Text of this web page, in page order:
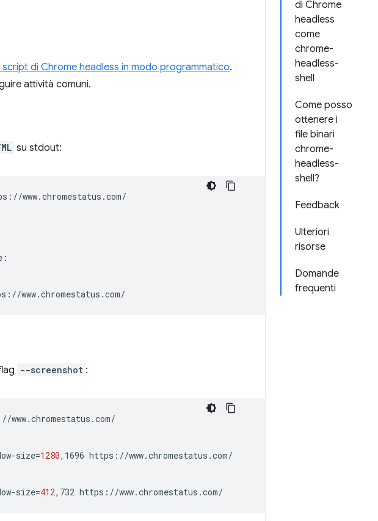
di Chrome
headless
come
chrome-
headless-
shell
Come posso
ottenere i
file binari
chrome-
headless-
shell?
Feedback
Ulteriori
risorse
Domande
frequenti
di Chrome headless in modo programmatico.
attività comuni.
su stdout:
www.chromestatus.com/
--screenshot :
www.chromestatus.com/
size=1280,1696 https://www.chromestatus.com/
size=412,732